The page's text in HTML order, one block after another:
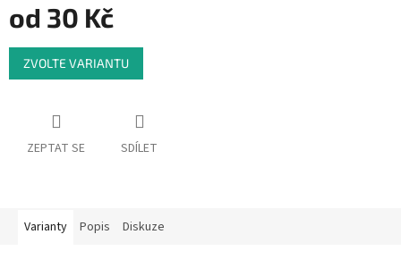
od 30 Kč
Měrná
cena:
ZVOLTE VARIANTU
ZEPTAT SE SDÍLET
Varianty Popis Diskuze